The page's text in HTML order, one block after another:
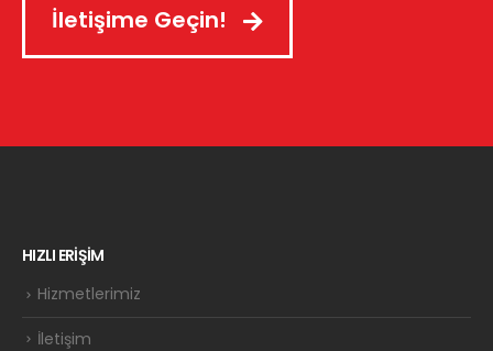
İletişime Geçin!
HIZLI ERİŞİM
Hizmetlerimiz
İletişim